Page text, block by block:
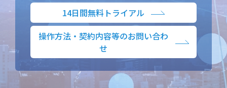
14日間無料トライアル
操作方法・契約内容等のお問い合わ
せ